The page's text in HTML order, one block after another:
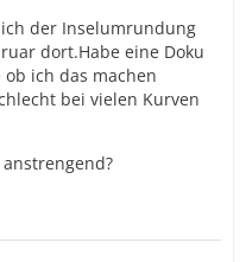
der Inselumrundung
dort.Habe eine Doku
ich das machen
bei vielen Kurven